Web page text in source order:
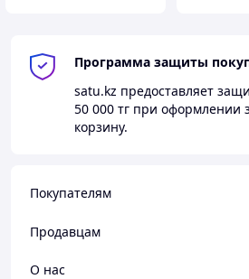
Программа защиты
satu.kz предоставляет
50 000 тг при оформлении
корзину.
Покупателям
Продавцам
О нас